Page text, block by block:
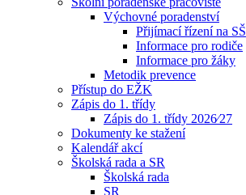
Výchovné poradenství
Přijímací řízení na SŠ
Informace pro rodiče
Informace pro žáky
Metodik prevence
Přístup do EŽK
Zápis do 1. třídy
Zápis do 1. třídy 2026⁄27
Dokumenty ke stažení
Kalendář akcí
Školská rada a SR
Školská rada
SR